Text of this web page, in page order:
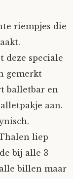
riempjes die
deze speciale
gemerkt
balletbar en
aan.
liep
bij alle 3
billen maar